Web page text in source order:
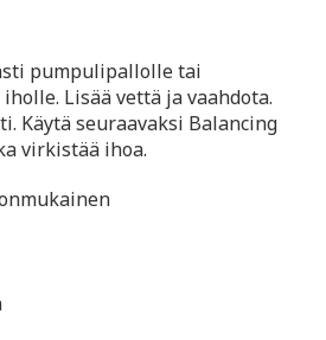
pumpulipallolle tai
Lisää vettä ja vaahdota.
Käytä seuraavaksi Balancing
virkistää ihoa.